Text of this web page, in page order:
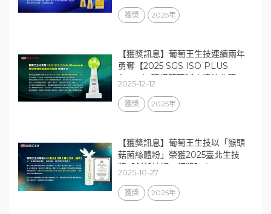
獲獎 2025年
【獲獎訊息】葡萄王生技連續兩年
勇奪【2025 SGS ISO PLUS
Awards 環境管理制度績效典範
獎】榮耀肯定！
2025-12-12
獲獎 2025年
【獲獎訊息】葡萄王生技以「猴頭
菇菌絲體粉」榮獲2025臺北生技
獎【創新技術－銅獎】！
2025-10-27
獲獎 2025年